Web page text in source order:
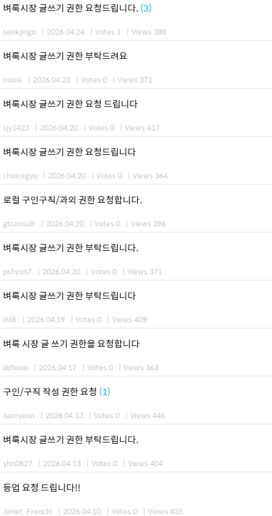
벼룩시장 글쓰기 권한 요청드립니다. (3)
seokjingo | 2026.04.24 | Votes 1 | Views 388
벼룩시장 글쓰기 권한 부탁드려요
monii | 2026.04.23 | Votes 0 | Views 371
벼룩시장 글쓰기 권한 요청 드립니다
sjy1423 | 2026.04.20 | Votes 0 | Views 417
벼룩시장 글쓰기 권한 요청드립니다
choicegyu | 2026.04.20 | Votes 0 | Views 364
로컬 구인구직/과외 권한 요청합니다.
gtconsult | 2026.04.20 | Votes 0 | Views 396
벼룩시장 글쓰기 권한 부탁드립니다.
pshyun7 | 2026.04.20 | Votes 0 | Views 371
벼룩시장 글쓰기 권한 부탁드립니다
IMB | 2026.04.19 | Votes 0 | Views 409
벼룩 시장 글 쓰기 권한을 요청합니다
dchooo | 2026.04.17 | Votes 0 | Views 363
구인/구직 작성 권한 요청 (1)
namyeon | 2026.04.13 | Votes 0 | Views 446
벼룩시장 글쓰기 권한 부탁드립니다.
yhn0827 | 2026.04.13 | Votes 0 | Views 404
등업 요청 드립니다!!
Janet_Frenchi | 2026.04.10 | Votes 0 | Views 435